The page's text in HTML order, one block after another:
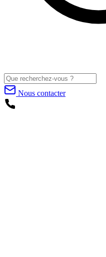
Nous contacter